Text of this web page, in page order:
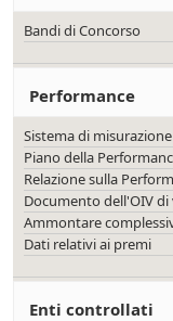
Bandi di Concorso
Performance
Sistema di
Piano della
Relazione sulla
Documento dell'OIV di
Ammontare
Dati relativi ai premi
Enti controllati